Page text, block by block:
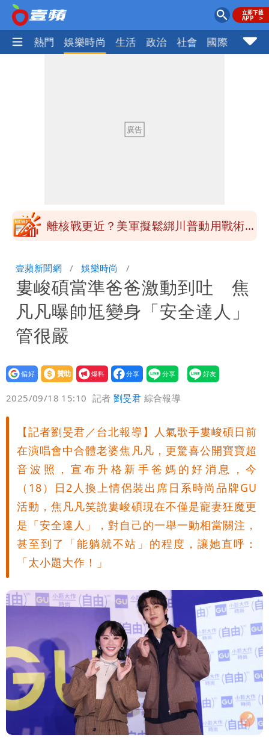
焦點 熱門 娛樂時尚 生活 政治 社會 國際 財經
姜厚任自爆「和女友前夫是好友」 駁斥
孫戀」 75歲男星傻淪小王一場空
離核戰更近？美軍擬鬆綁川普動用戰術性
周溼答答
Tim哥慘成淹水戶 貨物及電腦全泡水！
他崩潰喊完蛋
黑面嫁女席開200桌搞成演唱會 她嫌高
調轉為感動「這是他愛我的方式」
以色列媒體驚爆：伊朗最高領袖緊急送醫
台北山區升級「大豪雨」！基隆北海岸逢
大潮 恐海水倒灌
澎湖13兒女擠住10坪屋 媽帶補助款離
家！縣府出手了
經紀人強吻女藝人「我又沒伸舌頭」 連
法官都怒了：相當噁心
桃園復興宣布今停班課！全台放假情形一
次看
慈濟遭詐10億 他點名顏博文下台：認
錯有那麼難嗎？
颱風相當有感！海警持續到明晨 北部風
雨這時才變小
五月天冠佑20歲女兒「遭AI假造不雅影
像」 憤怒發聲：已截圖
最新風雨預測！今天「9地區」達停班課
姜厚任自爆「和女友前夫是好友」 駁斥
小三傳言：你在講三小？
壹蘋新聞網 娛樂時尚
婁峻碩當準爸爸激動到吐 焦
凡凡曝帥尪變身「安全達人」
管很嚴
設為
贊助
我要
爆料
2025/09/18 15:10 記者劉旻君 綜合報導
【記者劉旻君／台北報導】人氣歌手婁峻碩日前
在演唱會中合體老婆焦凡凡，更驚喜公開寶寶超
音波照，宣布升格新手爸媽的好消息，今
（18）日2人換上情侶裝出席日系時尚品牌GU
活動，焦凡凡笑說婁峻碩現在不僅是寵妻狂魔更
是「安全達人」，對自己的一舉一動相當關注，
甚至到了「能躺就不站」的程度，讓她直呼：
「太小題大作！」